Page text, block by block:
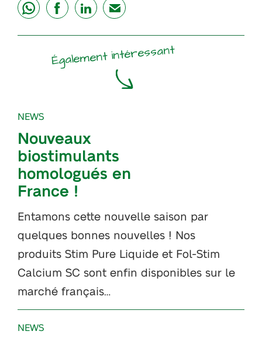
share share share mail
Également intéressant
NEWS
Nouveaux
biostimulants
homologués en
France !
Entamons cette nouvelle saison par
quelques bonnes nouvelles ! Nos
produits Stim Pure Liquide et Fol-Stim
Calcium SC sont enfin disponibles sur le
marché français…
NEWS